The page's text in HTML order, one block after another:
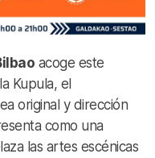
acoge este
Kupula, el
original y dirección
como una
las artes escénicas